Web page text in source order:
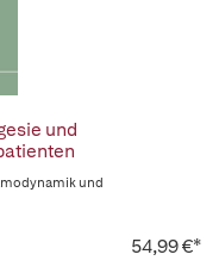
und
und
54,99 €*